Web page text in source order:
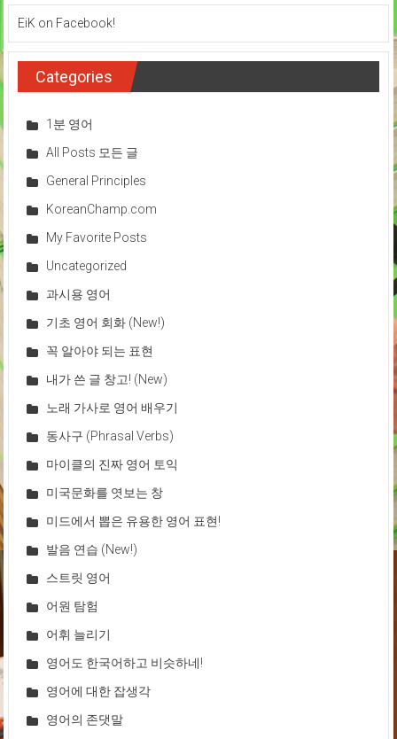
EiK on Facebook!
Categories
1분 영어
All Posts 모든 글
General Principles
KoreanChamp.com
My Favorite Posts
Uncategorized
과시용 영어
기초 영어 회화 (New!)
꼭 알아야 되는 표현
내가 쓴 글 창고! (New)
노래 가사로 영어 배우기
동사구 (Phrasal Verbs)
마이클의 진짜 영어 토익
미국문화를 엿보는 창
미드에서 뽑은 유용한 영어 표현!
발음 연습 (New!)
스트릿 영어
어원 탐험
어휘 늘리기
영어도 한국어하고 비슷하네!
영어에 대한 잡생각
영어의 존댓말